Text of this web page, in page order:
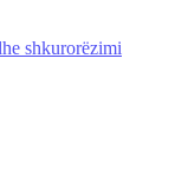
shkurorëzimi